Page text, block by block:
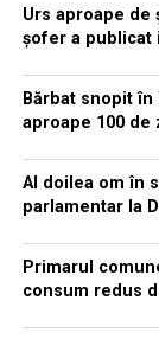
Urs aproape de
șofer a publicat
Bărbat snopit
aproape 100
Al doilea om în
parlamentar la
Primarul
consum redus